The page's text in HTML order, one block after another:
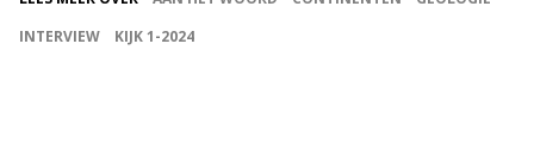
INTERVIEW
KIJK 1-2024